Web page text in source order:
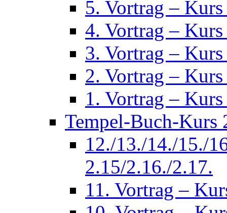
5. Vortrag –
4. Vortrag –
3. Vortrag –
2. Vortrag –
1. Vortrag –
Tempel-Buch-Kurs
12./13./14./15./
2.15/2.16./2.17.
11. Vortrag –